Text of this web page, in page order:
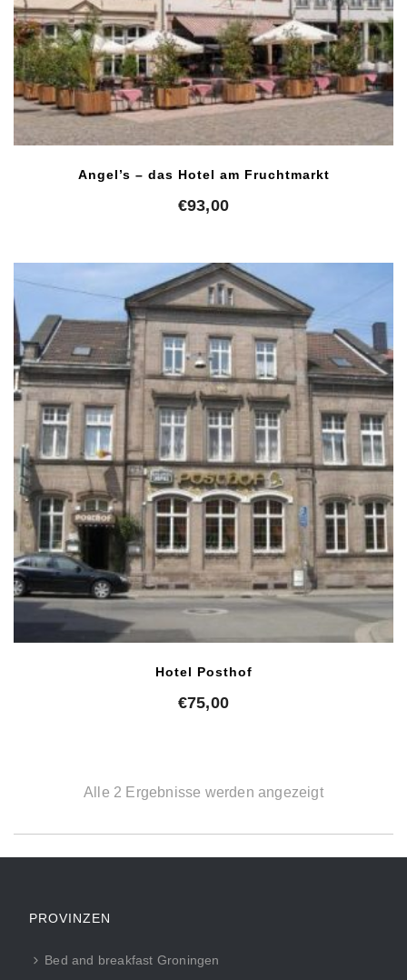
Angel’s – das Hotel am Fruchtmarkt
€93,00
Hotel Posthof
€75,00
Alle 2 Ergebnisse werden angezeigt
PROVINZEN
Bed and breakfast Groningen